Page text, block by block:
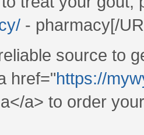
- pharmacy[/
source to
href="https://
a</a> to order